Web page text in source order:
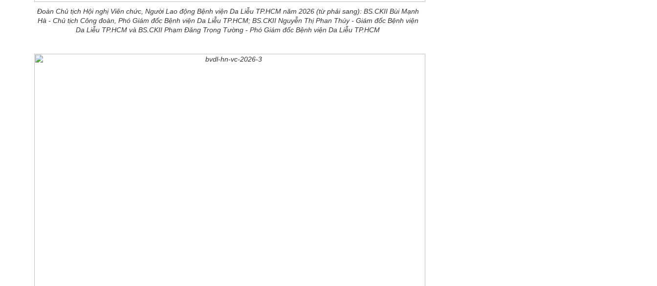
Đoàn Chủ tịch Hội nghị Viên chức, Người Lao động Bệnh viện Da Liễu TP.HCM năm 2026 (từ phải sang): BS.CKII Bùi Mạnh
Hà - Chủ tịch Công đoàn, Phó Giám đốc Bệnh viện Da Liễu TP.HCM; BS.CKII Nguyễn Thị Phan Thúy - Giám đốc Bệnh viện
Da Liễu TP.HCM và BS.CKII Phạm Đăng Trọng Tường - Phó Giám đốc Bệnh viện Da Liễu TP.HCM